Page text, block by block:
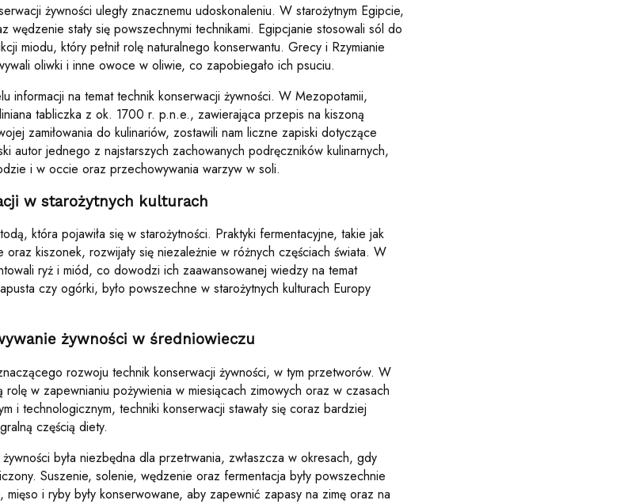
żywności uległy znacznemu udoskonaleniu. W starożytnym Egipcie,
wędzenie stały się powszechnymi technikami. Egipcjanie stosowali sól do
miodu, który pełnił rolę naturalnego konserwantu. Grecy i Rzymianie
oliwki i inne owoce w oliwie, co zapobiegało ich psuciu.
informacji na temat technik konserwacji żywności. W Mezopotamii,
tabliczka z ok. 1700 r. p.n.e., zawierająca przepis na kiszoną
zamiłowania do kulinariów, zostawili nam liczne zapiski dotyczące
autor jednego z najstarszych zachowanych podręczników kulinarnych,
i w occie oraz przechowywania warzyw w soli.
w starożytnych kulturach
która pojawiła się w starożytności. Praktyki fermentacyjne, takie jak
kiszonek, rozwijały się niezależnie w różnych częściach świata. W
ryż i miód, co dowodzi ich zaawansowanej wiedzy na temat
czy ogórki, było powszechne w starożytnych kulturach Europy
żywności w średniowieczu
rozwoju technik konserwacji żywności, w tym przetworów. W
w zapewnianiu pożywienia w miesiącach zimowych oraz w czasach
i technologicznym, techniki konserwacji stawały się coraz bardziej
częścią diety.
była niezbędna dla przetrwania, zwłaszcza w okresach, gdy
Suszenie, solenie, wędzenie oraz fermentacja były powszechnie
i ryby były konserwowane, aby zapewnić zapasy na zimę oraz na